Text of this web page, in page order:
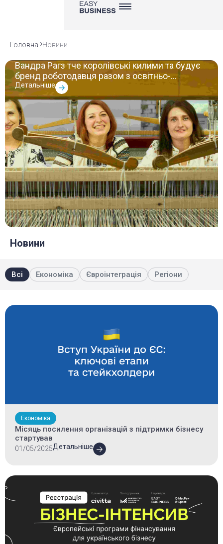
Головна Новини
Економіка
Вандра Рагз тче королівські килими та будує
бренд роботодавця разом з освітньо-
грантовою програмою «Рестарт для ВПО»
Детальніше
Новини
Економіка Євроінтеграція Регіони
Всі
Економіка
Місяць посилення організацій з підтримки бізнесу
стартував
01/05/2025Детальніше